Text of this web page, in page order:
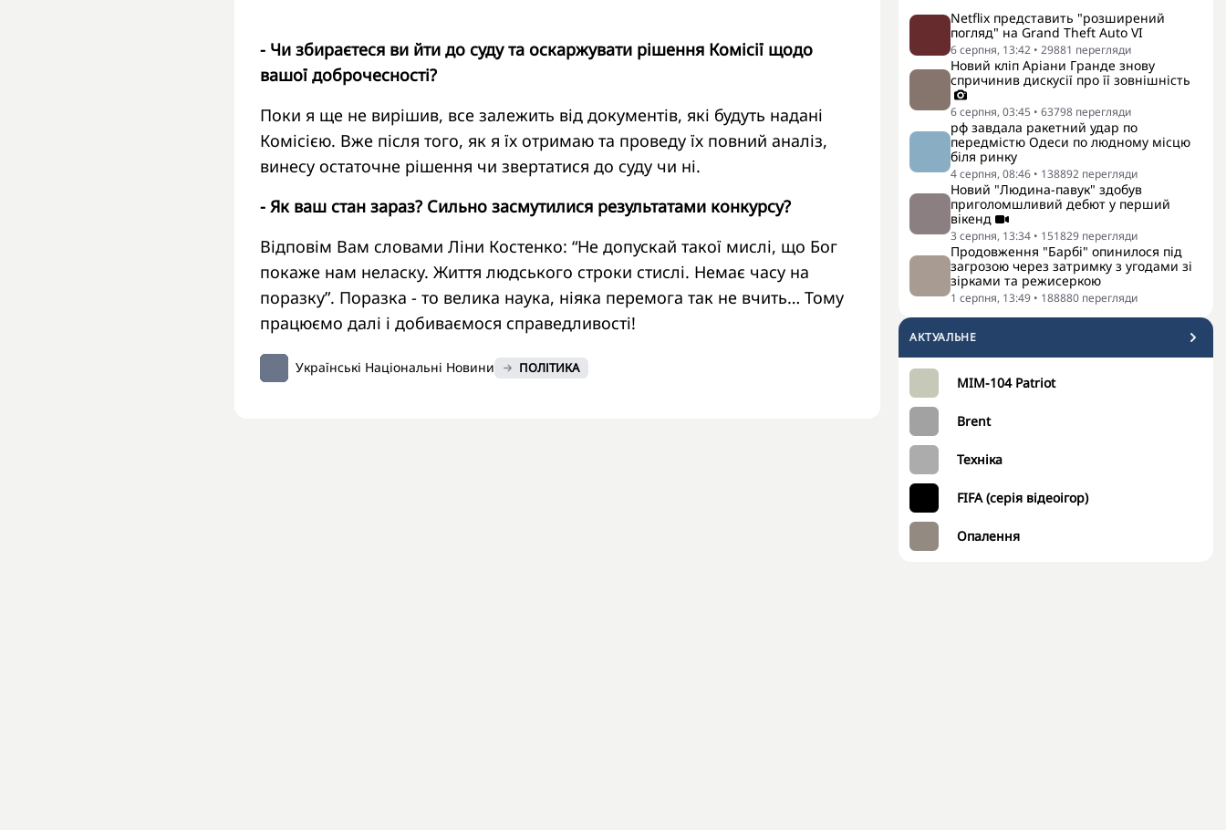
Netflix представить "розширений
погляд" на Grand Theft Auto VI
6 серпня, 13:42 • 29881 перегляди
Новий кліп Аріани Гранде знову
спричинив дискусії про її зовнішність
6 серпня, 03:45 • 63798 перегляди
рф завдала ракетний удар по
передмістю Одеси по людному місцю
біля ринку
4 серпня, 08:46 • 138892 перегляди
Новий "Людина-павук" здобув
приголомшливий дебют у перший
вікенд
3 серпня, 13:34 • 151829 перегляди
Продовження "Барбі" опинилося під
загрозою через затримку з угодами зі
зірками та режисеркою
1 серпня, 13:49 • 188880 перегляди
АКТУАЛЬНЕ
MIM-104 Patriot
Brent
Техніка
FIFA (серія відеоігор)
Опалення
- Чи збираєтеся ви йти до суду та оскаржувати рішення Комісії щодо
вашої доброчесності?
Поки я ще не вирішив, все залежить від документів, які будуть надані
Комісією. Вже після того, як я їх отримаю та проведу їх повний аналіз,
винесу остаточне рішення чи звертатися до суду чи ні.
- Як ваш стан зараз? Сильно засмутилися результатами конкурсу?
Відповім Вам словами Ліни Костенко: “Не допускай такої мислі, що Бог
покаже нам неласку. Життя людського строки стислі. Немає часу на
поразку”. Поразка - то велика наука, ніяка перемога так не вчить… Тому
працюємо далі і добиваємося справедливості!
Українські Національні Новини ПОЛІТИКА